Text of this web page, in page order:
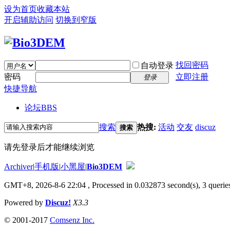
设为首页收藏本站
开启辅助访问 切换到窄版
自动登录 找回密码
密码
登录
立即注册
快捷导航
论坛BBS
搜索 搜索 热搜: 活动 交友 discuz
请先登录后才能继续浏览
Archiver|手机版|小黑屋|Bio3DEM
GMT+8, 2026-8-6 22:04 , Processed in 0.032873 second(s), 3
Powered by Discuz! X3.3
© 2001-2017 Comsenz Inc.